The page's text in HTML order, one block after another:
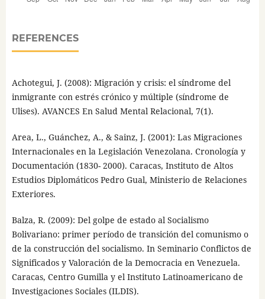
REFERENCES
Achotegui, J. (2008): Migración y crisis: el síndrome del
inmigrante con estrés crónico y múltiple (síndrome de
Ulises). AVANCES En Salud Mental Relacional, 7(1).
Area, L., Guánchez, A., & Sainz, J. (2001): Las Migraciones
Internacionales en la Legislación Venezolana. Cronología y
Documentación (1830- 2000). Caracas, Instituto de Altos
Estudios Diplomáticos Pedro Gual, Ministerio de Relaciones
Exteriores.
Balza, R. (2009): Del golpe de estado al Socialismo
Bolivariano: primer período de transición del comunismo o
de la construcción del socialismo. In Seminario Conflictos de
Significados y Valoración de la Democracia en Venezuela.
Caracas, Centro Gumilla y el Instituto Latinoamericano de
Investigaciones Sociales (ILDIS).